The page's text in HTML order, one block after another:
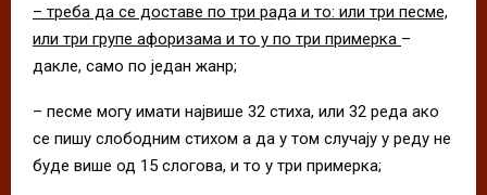
– треба да се доставе по три рада и то: или три песме,
или три групе афоризама и то у по три примерка –
дакле, само по један жанр;
– песме могу имати највише 32 стиха, или 32 реда ако
се пишу слободним стихом а да у том случају у реду не
буде више од 15 слогова, и то у три примерка;